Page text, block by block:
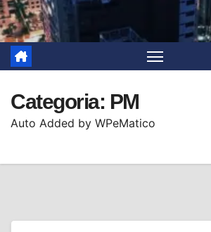
Categoria: PM
Auto Added by WPeMatico